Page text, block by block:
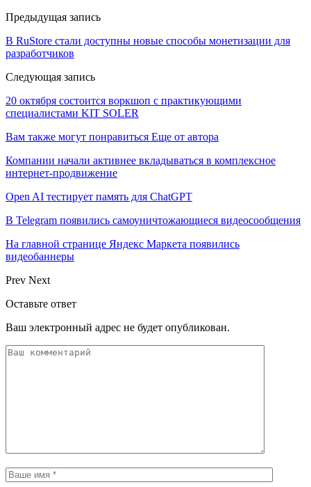
Предыдущая запись
В RuStore стали доступны новые способы монетизации для
разработчиков
Следующая запись
20 октября состоится воркшоп с практикующими
специалистами KIT SOLER
Вам также могут понравиться Еще от автора
Компании начали активнее вкладываться в комплексное
интернет-продвижение
Open AI тестирует память для ChatGPT
В Telegram появились самоуничтожающиеся видеосообщения
На главной странице Яндекс Маркета появились
видеобаннеры
Prev Next
Оставьте ответ
Ваш электронный адрес не будет опубликован.